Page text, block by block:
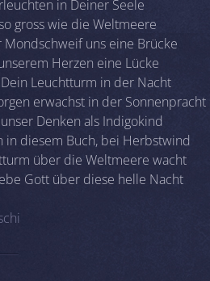
in Deiner Seele
gross wie die Weltmeere
uns eine Brücke
Herzen eine Lücke
Leuchtturm in der Nacht
erwachst in der Sonnenpracht
Denken als Indigokind
in diesem Buch, bei Herbstwind
über die Weltmeere wacht
Gott über diese helle Nacht